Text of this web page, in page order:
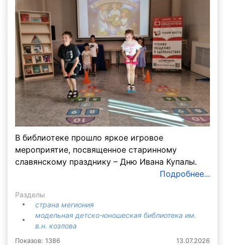
В библиотеке прошло яркое игровое
мероприятие, посвященное старинному
славянскому празднику – Дню Ивана Купалы.
Подробнее...
Разделы
страна мегиония
модельная детско-юношеская библиотека им.
в.н. козлова
Показов: 1386 13.07.2026